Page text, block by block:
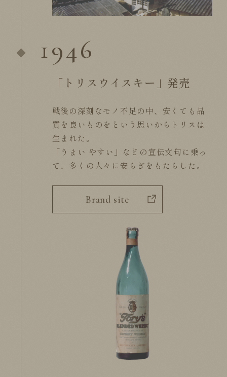
1946
「トリスウイスキー」発売
戦後の深刻なモノ不足の中、安くても品
質を良いものを という思いからトリスは
生まれた。
「うまい やすい」などの宣伝文句に乗っ
て、 多くの人々に安らぎをもたらした。
Brand site